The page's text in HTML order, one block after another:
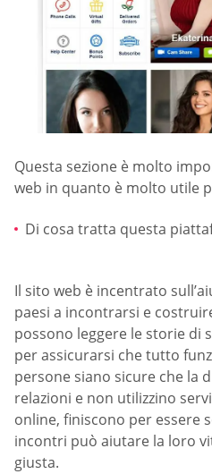
Questa sezione è molto
web in quanto è molto utile
Di cosa tratta questa
Il sito web è incentrato
paesi a incontrarsi e
possono leggere le storie di
per assicurarsi che tutto
persone siano sicure che la
relazioni e non utilizzino
online, finiscono per essere
incontri può aiutare la loro
giusta.